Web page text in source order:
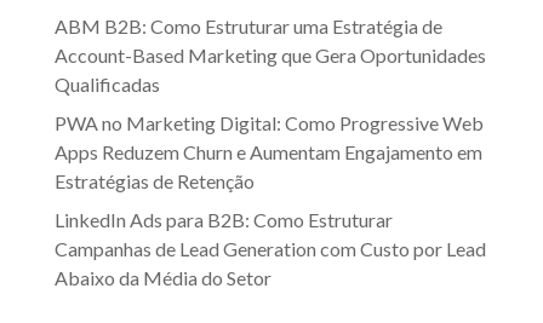
ABM B2B: Como Estruturar uma Estratégia de
Account-Based Marketing que Gera Oportunidades
Qualificadas
PWA no Marketing Digital: Como Progressive Web
Apps Reduzem Churn e Aumentam Engajamento em
Estratégias de Retenção
LinkedIn Ads para B2B: Como Estruturar
Campanhas de Lead Generation com Custo por Lead
Abaixo da Média do Setor